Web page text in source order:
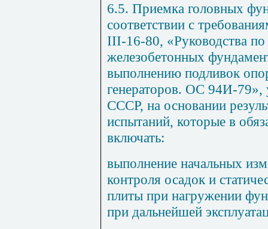
6.5. Приемка головных
соответствии с
III-16-80, «Руководства
железобетонных
выполнению подливок
генераторов. ОС 94И-79»,
СССР, на основании
испытаний, которые в
включать:
выполнение начальных
контроля осадок и
плиты при нагружении
при дальнейшей